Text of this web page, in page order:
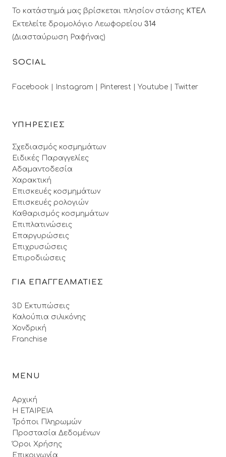
Το κατάστημά μας βρίσκεται πλησίον στάσης ΚΤΕΛ
Εκτελείτε δρομολόγιο Λεωφορείου 314
(Διασταύρωση Ραφήνας)
SOCIAL
Facebook | Instagram | Pinterest | Youtube | Twitter
ΥΠΗΡΕΣΙΕΣ
Σχεδιασμός κοσμημάτων
Ειδικές Παραγγελίες
Αδαμαντοδεσία
Χαρακτική
Επισκευές κοσμημάτων
Επισκευές ρολογιών
Καθαρισμός κοσμημάτων
Επιπλατινώσεις
Επαργυρώσεις
Επιχρυσώσεις
Επιροδιώσεις
ΓΙΑ ΕΠΑΓΓΕΛΜΑΤΙΕΣ
3D Εκτυπώσεις
Καλούπια σιλικόνης
Χονδρική
Franchise
MENU
Αρχική
Η ΕΤΑΙΡΕΙΑ
Τρόποι Πληρωμών
Προστασία Δεδομένων
Όροι Xρήσης
Επικοινωνία